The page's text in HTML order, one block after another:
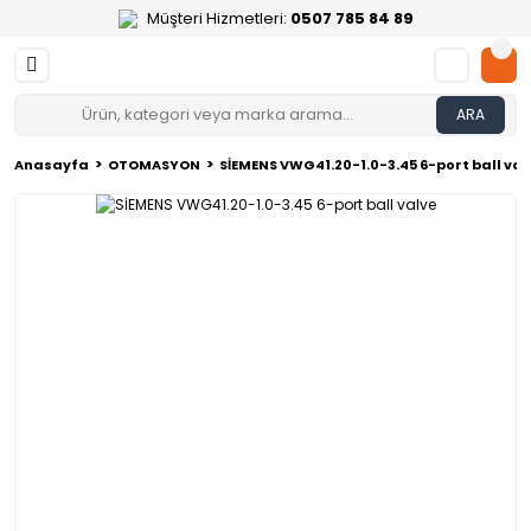
Müşteri Hizmetleri: 0507 785 84 89
ARA
Anasayfa OTOMASYON SİEMENS VWG41.20-1.0-3.45 6-port ball